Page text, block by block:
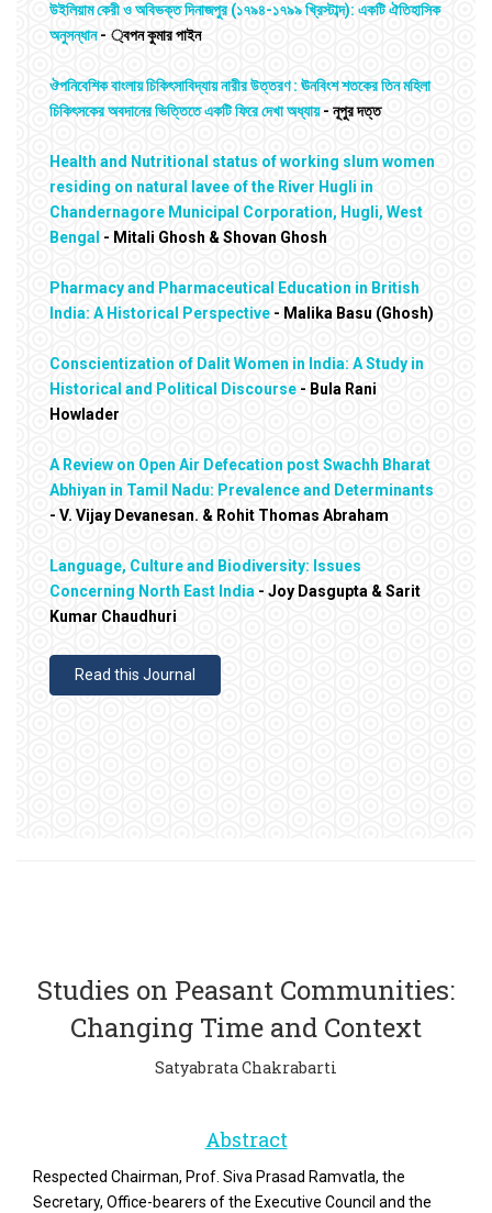
উইলিয়াম কেরী ও অবিভক্ত দিনাজপুর (১৭৯৪-১৭৯৯ খ্রিস্টাব্দ): একটি ঐতিহাসিক
অনুসন্ধান- ্বপন কুমার পাইন
ঔপনিবেশিক বাংলায় চিকিৎসাবিদ্যায় নারীর উত্তরণ : ঊনবিংশ শতকের তিন মহিলা
চিকিৎসকের অবদানের ভিত্তিতে একটি ফিরে দেখা অধ্যায়- নূপুর দত্ত
Health and Nutritional status of working slum women
residing on natural lavee of the River Hugli in
Chandernagore Municipal Corporation, Hugli, West
Bengal - Mitali Ghosh & Shovan Ghosh
Pharmacy and Pharmaceutical Education in British
India: A Historical Perspective - Malika Basu (Ghosh)
Conscientization of Dalit Women in India: A Study in
Historical and Political Discourse - Bula Rani
Howlader
A Review on Open Air Defecation post Swachh Bharat
Abhiyan in Tamil Nadu: Prevalence and Determinants
- V. Vijay Devanesan. & Rohit Thomas Abraham
Language, Culture and Biodiversity: Issues
Concerning North East India - Joy Dasgupta & Sarit
Kumar Chaudhuri
Read this Journal
Studies on Peasant Communities:
Changing Time and Context
Satyabrata Chakrabarti
Abstract
Respected Chairman, Prof. Siva Prasad Ramvatla, the
Secretary, Office-bearers of the Executive Council and the